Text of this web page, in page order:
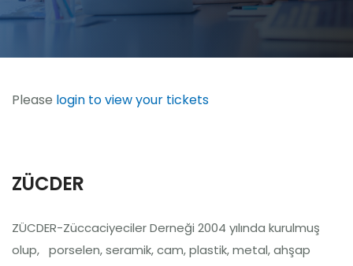
Üyelerimiz
Platformlarımız
Please login to view your tickets
ZÜCDER
ZÜCDER-Züccaciyeciler Derneği 2004 yılında kurulmuş
olup, porselen, seramik, cam, plastik, metal, ahşap